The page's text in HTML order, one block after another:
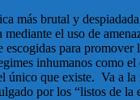
más brutal y
el uso de
para
inhumanos como
único que existe. Va a
por los “listos de